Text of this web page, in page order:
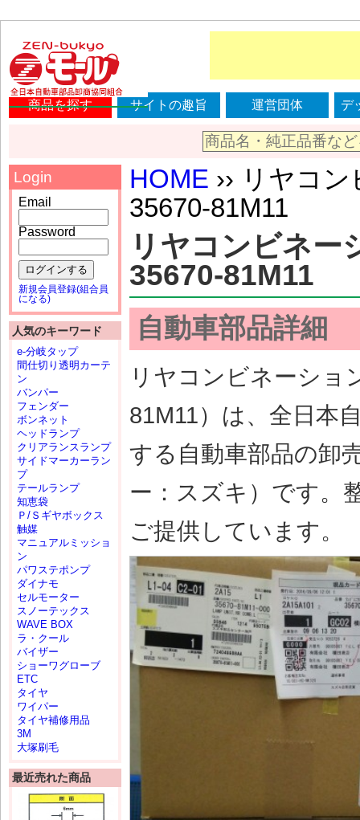
商品を探す サイトの趣旨 運営団体 デ
HOME ›› リヤコ
35670-81M11
リヤコンビネー
35670-81M11
自動車部品詳細
リヤコンビネーショ
81M11）は、全日本
する自動車部品の卸
ー：スズキ）です。
ご提供しています。
Login
Email
Password
ログインする
新規会員登録(組合員
になる)
人気のキーワード
e-分岐タップ
間仕切り透明カーテ
ン
バンパー
フェンダー
ボンネット
ヘッドランプ
クリアランスランプ
サイドマーカーラン
プ
テールランプ
知恵袋
Ｐ/Ｓギヤボックス
触媒
マニュアルミッショ
ン
パワステポンプ
ダイナモ
セルモーター
スノーテックス
WAVE BOX
ラ・クール
バイザー
ショーワグローブ
ETC
タイヤ
ワイパー
タイヤ補修用品
3M
大塚刷毛
最近売れた商品